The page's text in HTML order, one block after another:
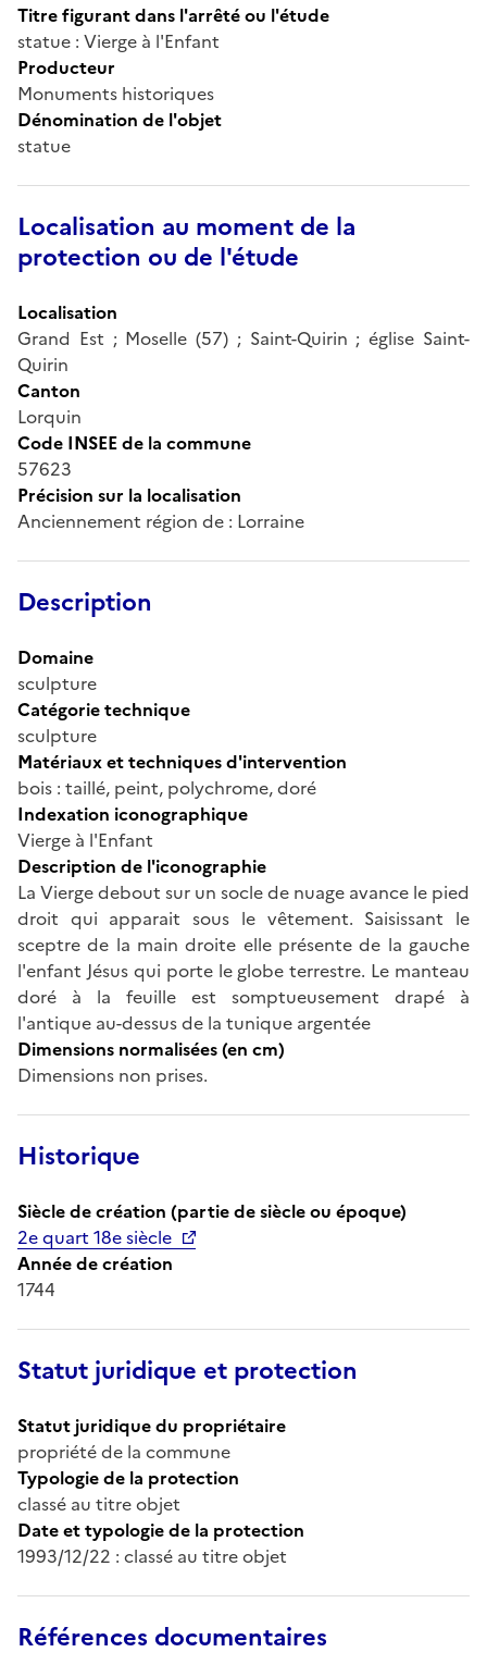
Titre figurant dans l'arrêté ou l'étude
statue : Vierge à l'Enfant
Producteur
Monuments historiques
Dénomination de l'objet
statue
Localisation au moment de la
protection ou de l'étude
Localisation
Grand Est ; Moselle (57) ; Saint-Quirin ; église Saint-
Quirin
Canton
Lorquin
Code INSEE de la commune
57623
Précision sur la localisation
Anciennement région de : Lorraine
Description
Domaine
sculpture
Catégorie technique
sculpture
Matériaux et techniques d'intervention
bois : taillé, peint, polychrome, doré
Indexation iconographique
Vierge à l'Enfant
Description de l'iconographie
La Vierge debout sur un socle de nuage avance le pied
droit qui apparait sous le vêtement. Saisissant le
sceptre de la main droite elle présente de la gauche
l'enfant Jésus qui porte le globe terrestre. Le manteau
doré à la feuille est somptueusement drapé à
l'antique au-dessus de la tunique argentée
Dimensions normalisées (en cm)
Dimensions non prises.
Historique
Siècle de création (partie de siècle ou époque)
2e quart 18e siècle
Année de création
1744
Statut juridique et protection
Statut juridique du propriétaire
propriété de la commune
Typologie de la protection
classé au titre objet
Date et typologie de la protection
1993/12/22 : classé au titre objet
Références documentaires